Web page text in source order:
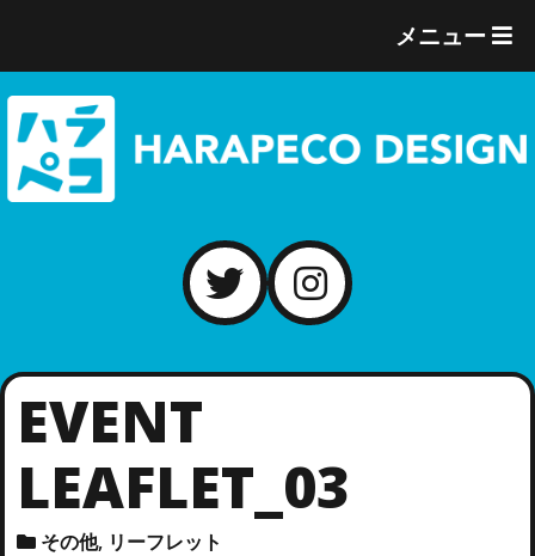
メニュー
T
L
E
EVENT
LEAFLET_03
その他, リーフレット